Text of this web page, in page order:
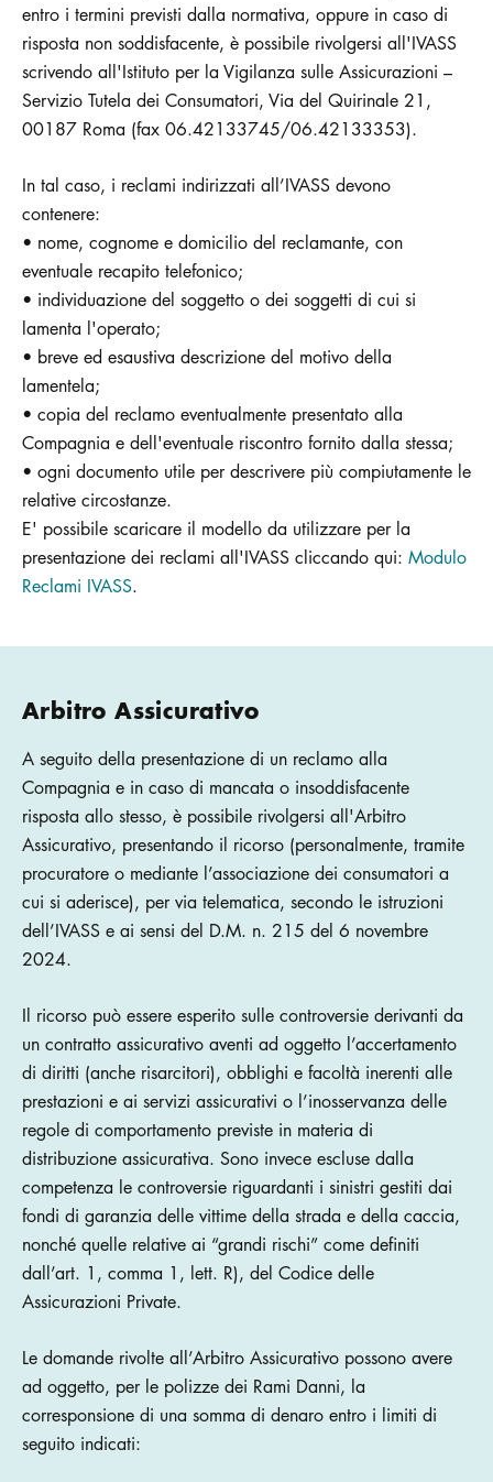
entro i termini previsti dalla normativa, oppure in caso di
risposta non soddisfacente, è possibile rivolgersi all'IVASS
scrivendo all'Istituto per la Vigilanza sulle Assicurazioni –
Servizio Tutela dei Consumatori, Via del Quirinale 21,
00187 Roma (fax 06.42133745/06.42133353).
In tal caso, i reclami indirizzati all’IVASS devono
contenere:
• nome, cognome e domicilio del reclamante, con
eventuale recapito telefonico;
• individuazione del soggetto o dei soggetti di cui si
lamenta l'operato;
• breve ed esaustiva descrizione del motivo della
lamentela;
• copia del reclamo eventualmente presentato alla
Compagnia e dell'eventuale riscontro fornito dalla stessa;
• ogni documento utile per descrivere più compiutamente le
relative circostanze.
E' possibile scaricare il modello da utilizzare per la
presentazione dei reclami all'IVASS cliccando qui: Modulo
Reclami IVASS.
Arbitro Assicurativo
A seguito della presentazione di un reclamo alla
Compagnia e in caso di mancata o insoddisfacente
risposta allo stesso, è possibile rivolgersi all'Arbitro
Assicurativo, presentando il ricorso (personalmente, tramite
procuratore o mediante l’associazione dei consumatori a
cui si aderisce), per via telematica, secondo le istruzioni
dell’IVASS e ai sensi del D.M. n. 215 del 6 novembre
2024.
Il ricorso può essere esperito sulle controversie derivanti da
un contratto assicurativo aventi ad oggetto l’accertamento
di diritti (anche risarcitori), obblighi e facoltà inerenti alle
prestazioni e ai servizi assicurativi o l’inosservanza delle
regole di comportamento previste in materia di
distribuzione assicurativa. Sono invece escluse dalla
competenza le controversie riguardanti i sinistri gestiti dai
fondi di garanzia delle vittime della strada e della caccia,
nonché quelle relative ai “grandi rischi” come definiti
dall’art. 1, comma 1, lett. R), del Codice delle
Assicurazioni Private.
Le domande rivolte all’Arbitro Assicurativo possono avere
ad oggetto, per le polizze dei Rami Danni, la
corresponsione di una somma di denaro entro i limiti di
seguito indicati: